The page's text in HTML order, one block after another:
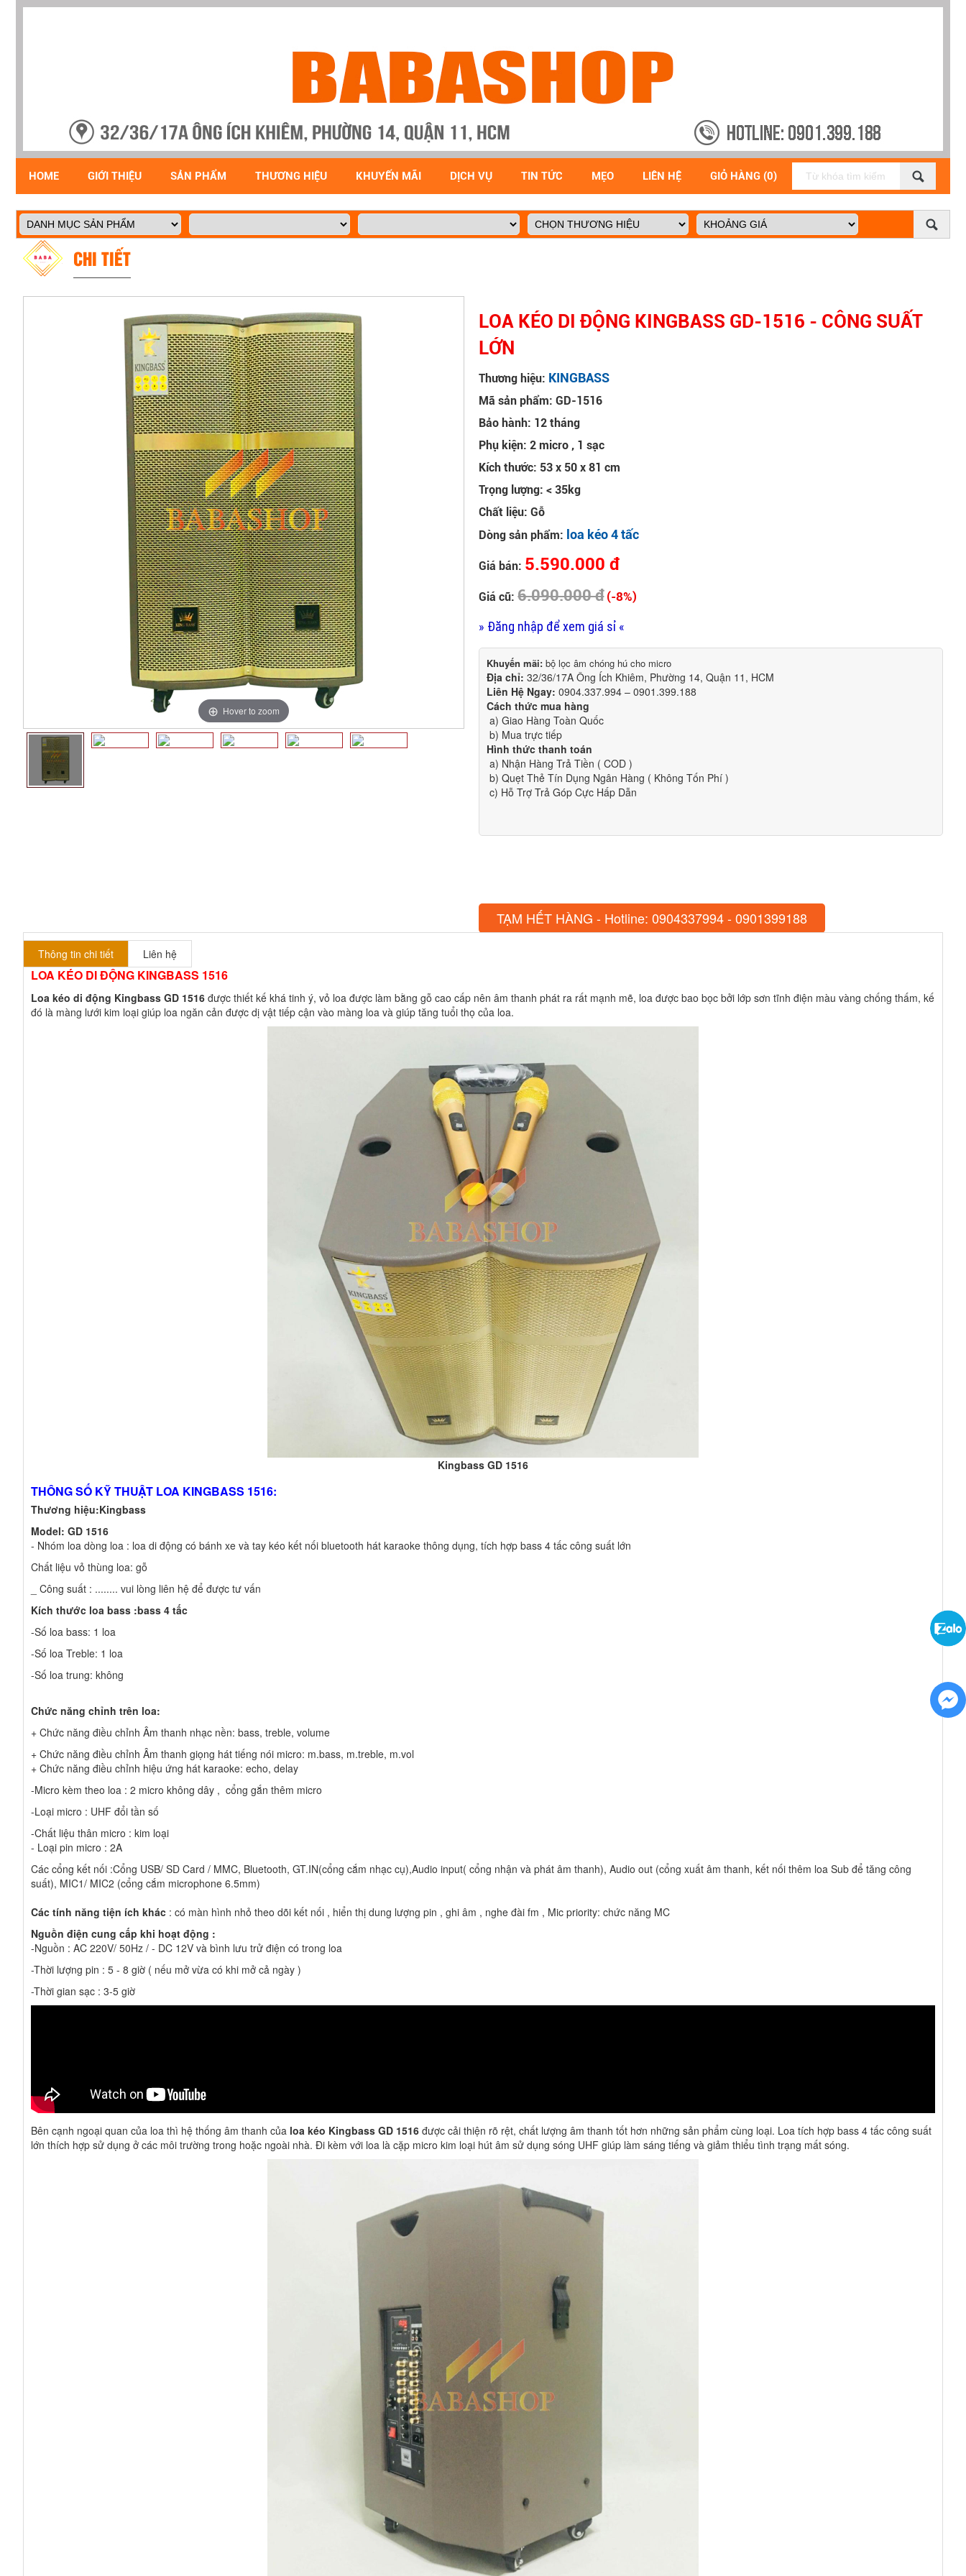
HOME GIỚI THIỆU SẢN PHẨM THƯƠNG HIỆU KHUYẾN MÃI DỊCH VỤ TIN TỨC MẸO LIÊN HỆ GIỎ HÀNG (0)
CHI TIẾT
Hover to zoom
LOA KÉO DI ĐỘNG KINGBASS GD-1516 - CÔNG SUẤT
LỚN
Thương hiệu: KINGBASS
Mã sản phẩm: GD-1516
Bảo hành: 12 tháng
Phụ kiện: 2 micro , 1 sạc
Kích thước: 53 x 50 x 81 cm
Trọng lượng: < 35kg
Chất liệu: Gỗ
Dòng sản phẩm: loa kéo 4 tấc
Giá bán: 5.590.000 đ
Giá cũ:6.090.000 đ (-8%)
» Đăng nhập để xem giá sỉ «
Khuyến mãi: bộ lọc âm chóng hú cho micro
Địa chỉ: 32/36/17A Ông Ích Khiêm, Phường 14, Quận 11, HCM
Liên Hệ Ngay: 0904.337.994 – 0901.399.188
Cách thức mua hàng
a) Giao Hàng Toàn Quốc
b) Mua trực tiếp
Hình thức thanh toán
a) Nhận Hàng Trả Tiền ( COD )
b) Quẹt Thẻ Tín Dụng Ngân Hàng ( Không Tốn Phí )
c) Hỗ Trợ Trả Góp Cực Hấp Dẫn
TẠM HẾT HÀNG - Hotline: 0904337994 - 0901399188
Thông tin chi tiết Liên hệ
LOA KÉO DI ĐỘNG KINGBASS 1516
Loa kéo di động Kingbass GD 1516 được thiết kế khá tinh ý, vỏ loa được làm bằng gỗ cao cấp nên âm thanh phát ra rất mạnh mẽ, loa được bao bọc bởi lớp sơn tĩnh điện màu vàng chống thấm, kế
đó là màng lưới kim loại giúp loa ngăn cản được dị vật tiếp cận vào màng loa và giúp tăng tuổi thọ của loa.
Kingbass GD 1516
THÔNG SỐ KỸ THUẬT LOA KINGBASS 1516:
Thương hiệu:Kingbass
Model: GD 1516
- Nhóm loa dòng loa : loa di động có bánh xe và tay kéo kết nối bluetooth hát karaoke thông dụng, tích hợp bass 4 tấc công suất lớn
Chất liệu vỏ thùng loa: gỗ
_ Công suất : ........ vui lòng liên hệ để được tư vấn
Kích thước loa bass :bass 4 tấc
-Số loa bass: 1 loa
-Số loa Treble: 1 loa
-Số loa trung: không
Chức năng chỉnh trên loa:
+ Chức năng điều chỉnh Âm thanh nhạc nền: bass, treble, volume
+ Chức năng điều chỉnh Âm thanh giọng hát tiếng nói micro: m.bass, m.treble, m.vol
+ Chức năng điều chỉnh hiệu ứng hát karaoke: echo, delay
-Micro kèm theo loa : 2 micro không dây , cổng gắn thêm micro
-Loại micro : UHF đổi tần số
-Chất liệu thân micro : kim loại
- Loại pin micro : 2A
Các cổng kết nối :Cổng USB/ SD Card / MMC, Bluetooth, GT.IN(cổng cắm nhạc cụ),Audio input( cổng nhận và phát âm thanh), Audio out (cổng xuất âm thanh, kết nối thêm loa Sub để tăng công
suất), MIC1/ MIC2 (cổng cắm microphone 6.5mm)
Các tính năng tiện ích khác : có màn hình nhỏ theo dõi kết nối , hiển thị dung lượng pin , ghi âm , nghe đài fm , Mic priority: chức năng MC
Nguồn điện cung cấp khi hoạt động :
-Nguồn : AC 220V/ 50Hz / - DC 12V và bình lưu trử điện có trong loa
-Thời lượng pin : 5 - 8 giờ ( nếu mở vừa có khi mở cả ngày )
-Thời gian sạc : 3-5 giờ
Bên cạnh ngoại quan của loa thì hệ thống âm thanh của loa kéo Kingbass GD 1516 được cải thiện rõ rệt, chất lượng âm thanh tốt hơn những sản phẩm cùng loại. Loa tích hợp bass 4 tấc công suất
lớn thích hợp sử dụng ở các môi trường trong hoặc ngoài nhà. Đi kèm với loa là cặp micro kim loại hút âm sử dụng sóng UHF giúp làm sáng tiếng và giảm thiểu tình trạng mất sóng.